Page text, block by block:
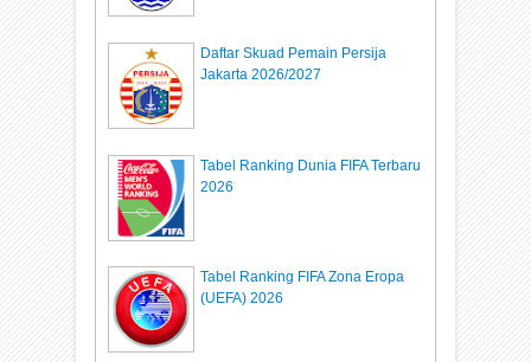
Daftar Skuad Pemain Persija
Jakarta 2026/2027
Tabel Ranking Dunia FIFA Terbaru
2026
Tabel Ranking FIFA Zona Eropa
(UEFA) 2026